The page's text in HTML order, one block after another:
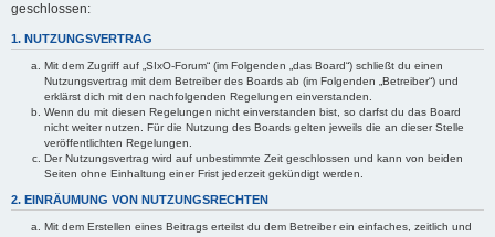
geschlossen:
1. NUTZUNGSVERTRAG
Mit dem Zugriff auf „SIxO-Forum“ (im Folgenden „das Board“) schließt du einen
Nutzungsvertrag mit dem Betreiber des Boards ab (im Folgenden „Betreiber“) und
erklärst dich mit den nachfolgenden Regelungen einverstanden.
Wenn du mit diesen Regelungen nicht einverstanden bist, so darfst du das Board
nicht weiter nutzen. Für die Nutzung des Boards gelten jeweils die an dieser Stelle
veröffentlichten Regelungen.
Der Nutzungsvertrag wird auf unbestimmte Zeit geschlossen und kann von beiden
Seiten ohne Einhaltung einer Frist jederzeit gekündigt werden.
2. EINRÄUMUNG VON NUTZUNGSRECHTEN
Mit dem Erstellen eines Beitrags erteilst du dem Betreiber ein einfaches, zeitlich und